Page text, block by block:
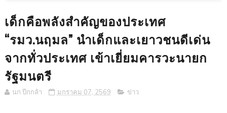
เด็กคือพลังสำคัญของประเทศ
“รมว.นฤมล” นำเด็กและเยาวชนดีเด่น
จากทั่วประเทศ เข้าเยี่ยมคารวะนายก
รัฐมนตรี
นก ปีกกล้า มกราคม 07, 2569 ข่าว